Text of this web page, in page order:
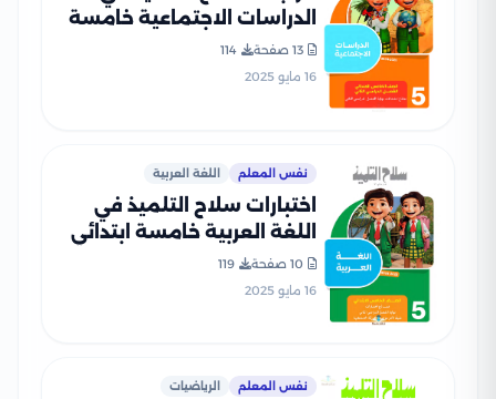
الدراسات الاجتماعية خامسة
بالاجابات
13 صفحة
114
16 مايو 2025
نفس المعلم اللغة العربية
اختبارات سلاح التلميذ في
اللغة العربية خامسة ابتدائي
الترم الثاني PDF بالاجابات
10 صفحة
119
16 مايو 2025
نفس المعلم الرياضيات